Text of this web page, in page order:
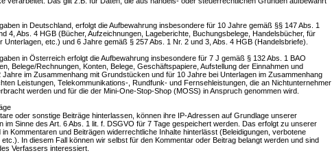
in Deutschland, erfolgt die Aufbewahrung insbesondere für 10 Jahre gemäß §§ 147 Abs. 1
4, Abs. 4 HGB (Bücher, Aufzeichnungen, Lageberichte, Buchungsbelege, Handelsbücher, für
Unterlagen, etc.) und 6 Jahre gemäß § 257 Abs. 1 Nr. 2 und 3, Abs. 4 HGB (Handelsbriefe).
in Österreich erfolgt die Aufbewahrung insbesondere für 7 J gemäß § 132 Abs. 1 BAO
Belege/Rechnungen, Konten, Belege, Geschäftspapiere, Aufstellung der Einnahmen und
im Zusammenhang mit Grundstücken und für 10 Jahre bei Unterlagen im Zusammenhang
Leistungen, Telekommunikations-, Rundfunk- und Fernsehleistungen, die an Nichtunternehmer
werden und für die der Mini-One-Stop-Shop (MOSS) in Anspruch genommen wird.
oder sonstige Beiträge hinterlassen, können ihre IP-Adressen auf Grundlage unserer
im Sinne des Art. 6 Abs. 1 lit. f. DSGVO für 7 Tage gespeichert werden. Das erfolgt zu unserer
in Kommentaren und Beiträgen widerrechtliche Inhalte hinterlässt (Beleidigungen, verbotene
In diesem Fall können wir selbst für den Kommentar oder Beitrag belangt werden und sind
Verfassers interessiert.